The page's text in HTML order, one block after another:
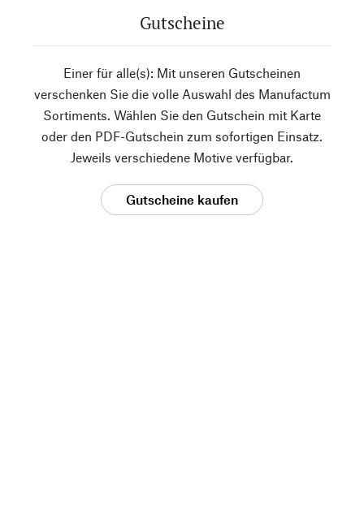
Gutscheine
Einer für alle(s): Mit unseren Gutscheinen
verschenken Sie die volle Auswahl des Manufactum
Sortiments. Wählen Sie den Gutschein mit Karte
oder den PDF-Gutschein zum sofortigen Einsatz.
Jeweils verschiedene Motive verfügbar.
Gutscheine kaufen